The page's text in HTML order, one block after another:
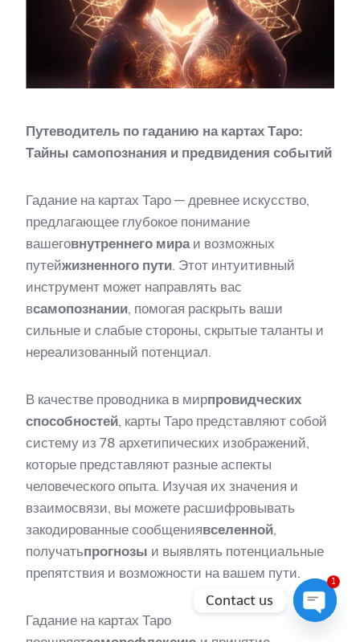
Путеводитель по гаданию на картах Таро:
Тайны самопознания и предвидения событий
Гадание на картах Таро — древнее искусство,
предлагающее глубокое понимание
вашеговнутреннего мираи возможных
путейжизненного пути. Этот интуитивный
инструмент может направлять вас
всамопознании, помогая раскрыть ваши
сильные и слабые стороны, скрытые таланты и
нереализованный потенциал.
В качестве проводника в мирпровидческих
способностей, карты Таро представляют собой
систему из 78 архетипических изображений,
которые представляют разные аспекты
человеческого опыта. Изучая их значения и
взаимосвязи, вы можете расшифровывать
закодированные сообщениявселенной,
получатьпрогнозы и выявлять потенциальные
препятствия и возможности на вашем пути.
Гадание на картах Таро
Contact us
1